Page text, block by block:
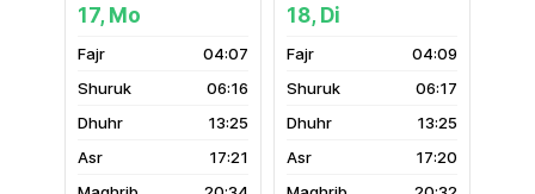
17, Mo
04:07
06:16
13:25
17:21
18, Di
04:09
06:17
13:25
17:20